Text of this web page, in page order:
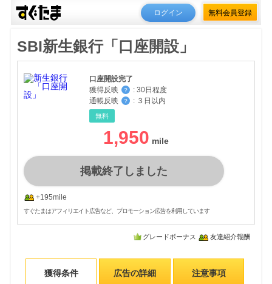
ログイン 無料会員登録
SBI新生銀行「口座開設」
口座開設完了
獲得反映
？ : 30日程度
通帳反映
？ : ３日以内
無料
1,950
掲載終了しました
+195mile
すぐたまはアフィリエイト広告など、プロモーション広告を利用しています
グレードボーナス 友達紹介報酬
獲得条件 広告の詳細 注意事項